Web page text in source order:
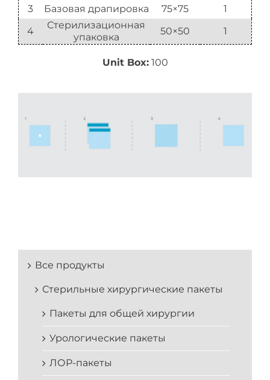
3
Базовая драпировка 75×75
1
4
Стерилизационная
упаковка
50×50 1
Unit Box:100
Все продукты
Стерильные хирургические пакеты
Пакеты для общей хирургии
Урологические пакеты
ЛОР-пакеты